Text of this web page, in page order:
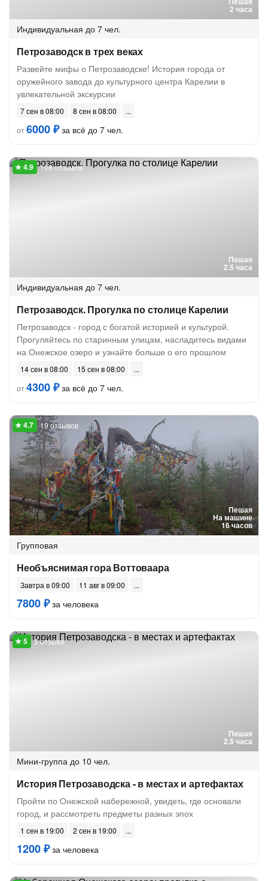
2 часа
Индивидуальная до 7 чел.
Петрозаводск в трех веках
Развейте мифы о Петрозаводске! История города от
оружейного завода до культурного центра Карелии в
увлекательной экскурсии
7 сен в 08:00
8 сен в 08:00
от6000 ₽за всё до 7 чел.
Пешая
2.5 часа
108 отзывов
Индивидуальная до 7 чел.
Петрозаводск. Прогулка по столице Карелии
Петрозаводск - город с богатой историей и культурой.
Прогуляйтесь по старинным улицам, насладитесь видами
на Онежское озеро и узнайте больше о его прошлом
14 сен в 08:00
15 сен в 08:00
от4300 ₽за всё до 7 чел.
Пешая
На машине
16 часов
19 отзывов
Групповая
Необъяснимая гора Воттоваара
Завтра в 09:00 11 авг в 09:00
7800 ₽за человека
Пешая
2.5 часа
3 отзыва
Мини-группа до 10 чел.
История Петрозаводска - в местах и артефактах
Пройти по Онежской набережной, увидеть, где основали
город, и рассмотреть предметы разных эпох
1 сен в 19:00 2 сен в 19:00
1200 ₽за человека